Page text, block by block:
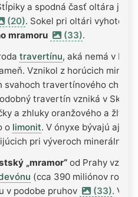
a spodná časť oltára je
(20). Sokel pri oltári vyhotovili
mramoru (33).
travertínu, aká nemá v
Vznikol z horúcich
svahoch travertínového
travertín vzniká v
a zhluky oranžového a
o limonit. V ónyxe bývajú aj
pri výveroch minerálnej
„mramor“ od Prahy
(cca 390 miliónov
v podobe pruhov
(33). V